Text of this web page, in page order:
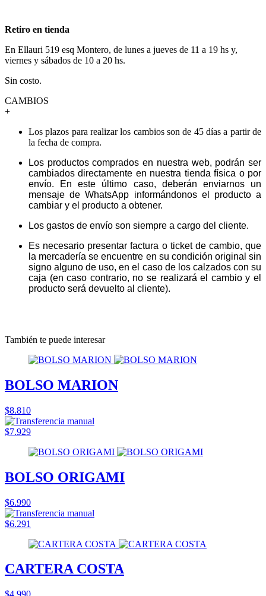
Retiro en tienda
En Ellauri 519 esq Montero, de lunes a jueves de 11 a 19 hs y,
viernes y sábados de 10 a 20 hs.
Sin costo.
CAMBIOS
+
Los plazos para realizar los cambios son de 45 días a partir de
la fecha de compra.
Los productos comprados en nuestra web, podrán ser
cambiados directamente en nuestra tienda física o por
envío. En este último caso, deberán enviarnos un
mensaje de WhatsApp informándonos el producto a
cambiar y el producto a obtener.
Los gastos de envío son siempre a cargo del cliente.
Es necesario presentar factura o ticket de cambio, que
la mercadería se encuentre en su condición original sin
signo alguno de uso, en el caso de los calzados con su
caja (en caso contrario, no se realizará el cambio y el
producto será devuelto al cliente).
También te puede interesar
BOLSO MARION
$8.810
$7.929
BOLSO ORIGAMI
$6.990
$6.291
CARTERA COSTA